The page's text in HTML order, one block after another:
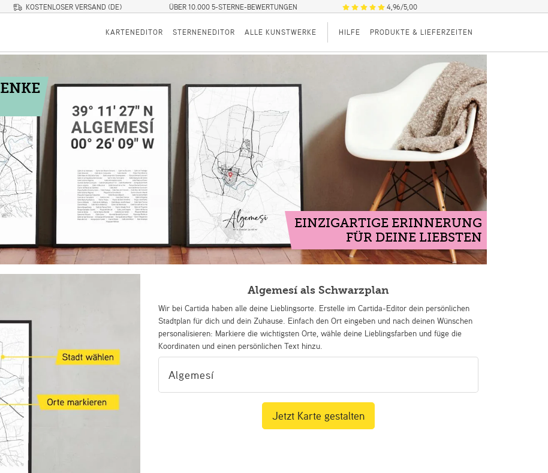
KOSTENLOSER VERSAND (DE) ÜBER 10.000 5-STERNE-BEWERTUNGEN 4,96/5,00
KARTENEDITOR STERNENEDITOR ALLE KUNSTWERKE HILFE PRODUKTE & LIEFERZEITEN
EINZIGARTIGE ERINNERUNG
FÜR DEINE LIEBSTEN
Algemesí als Schwarzplan
Wir bei Cartida haben alle deine Lieblingsorte. Erstelle im Cartida-Editor dein persönlichen
Stadtplan für dich und dein Zuhause. Einfach den Ort eingeben und nach deinen Wünschen
personalisieren: Markiere die wichtigsten Orte, wähle deine Lieblingsfarben und füge die
Koordinaten und einen persönlichen Text hinzu.
Jetzt Karte gestalten